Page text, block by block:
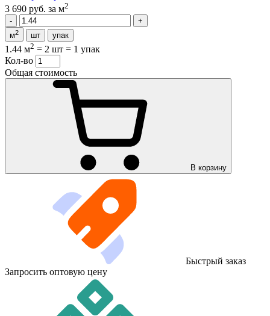
3 690 руб. за м2
м2 шт упак
1.44 м2 = 2 шт = 1 упак
Кол-во
Общая стоимость
В корзину
Быстрый заказ
Запросить оптовую цену